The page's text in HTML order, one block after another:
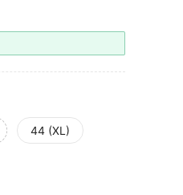
44 (XL)